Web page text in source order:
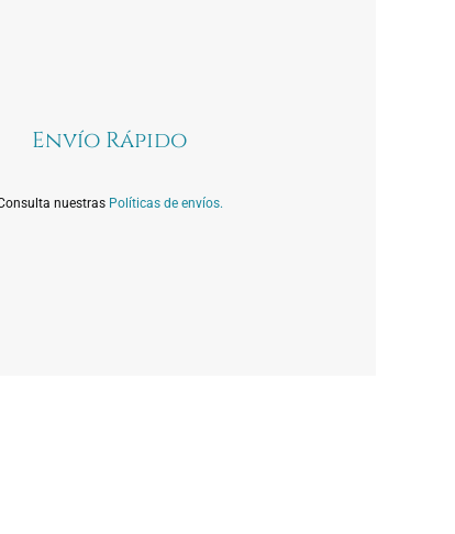
Envío Rápido
nuestras Políticas de envíos.